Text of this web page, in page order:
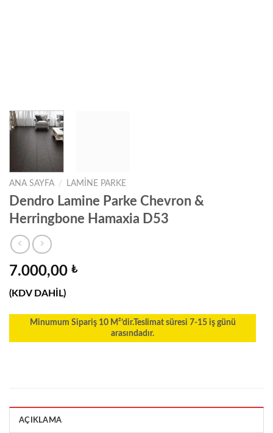
ANA SAYFA / LAMINE PARKE
Dendro Lamine Parke Chevron &
Herringbone Hamaxia D53
7.000,00 ₺
(KDV DAHİL)
Minumum Sipariş 10 M²’dir.Teslimat süresi 7-15 iş günü
arasındadır.
AÇIKLAMA